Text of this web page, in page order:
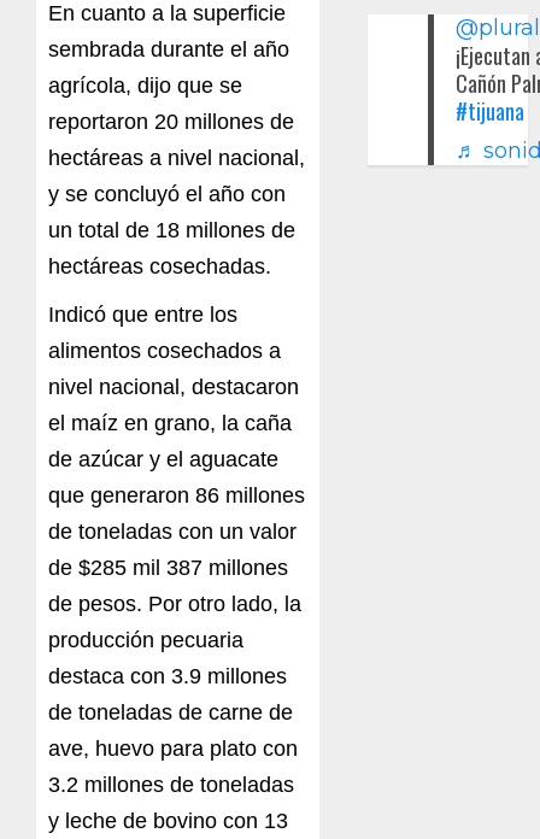
En cuanto a la superficie
sembrada durante el año
agrícola, dijo que se
reportaron 20 millones de
hectáreas a nivel nacional,
y se concluyó el año con
un total de 18 millones de
hectáreas cosechadas.
Indicó que entre los
alimentos cosechados a
nivel nacional, destacaron
el maíz en grano, la caña
de azúcar y el aguacate
que generaron 86 millones
de toneladas con un valor
de $285 mil 387 millones
de pesos. Por otro lado, la
producción pecuaria
destaca con 3.9 millones
de toneladas de carne de
ave, huevo para plato con
3.2 millones de toneladas
y leche de bovino con 13
Cañón
#tijuana
♬